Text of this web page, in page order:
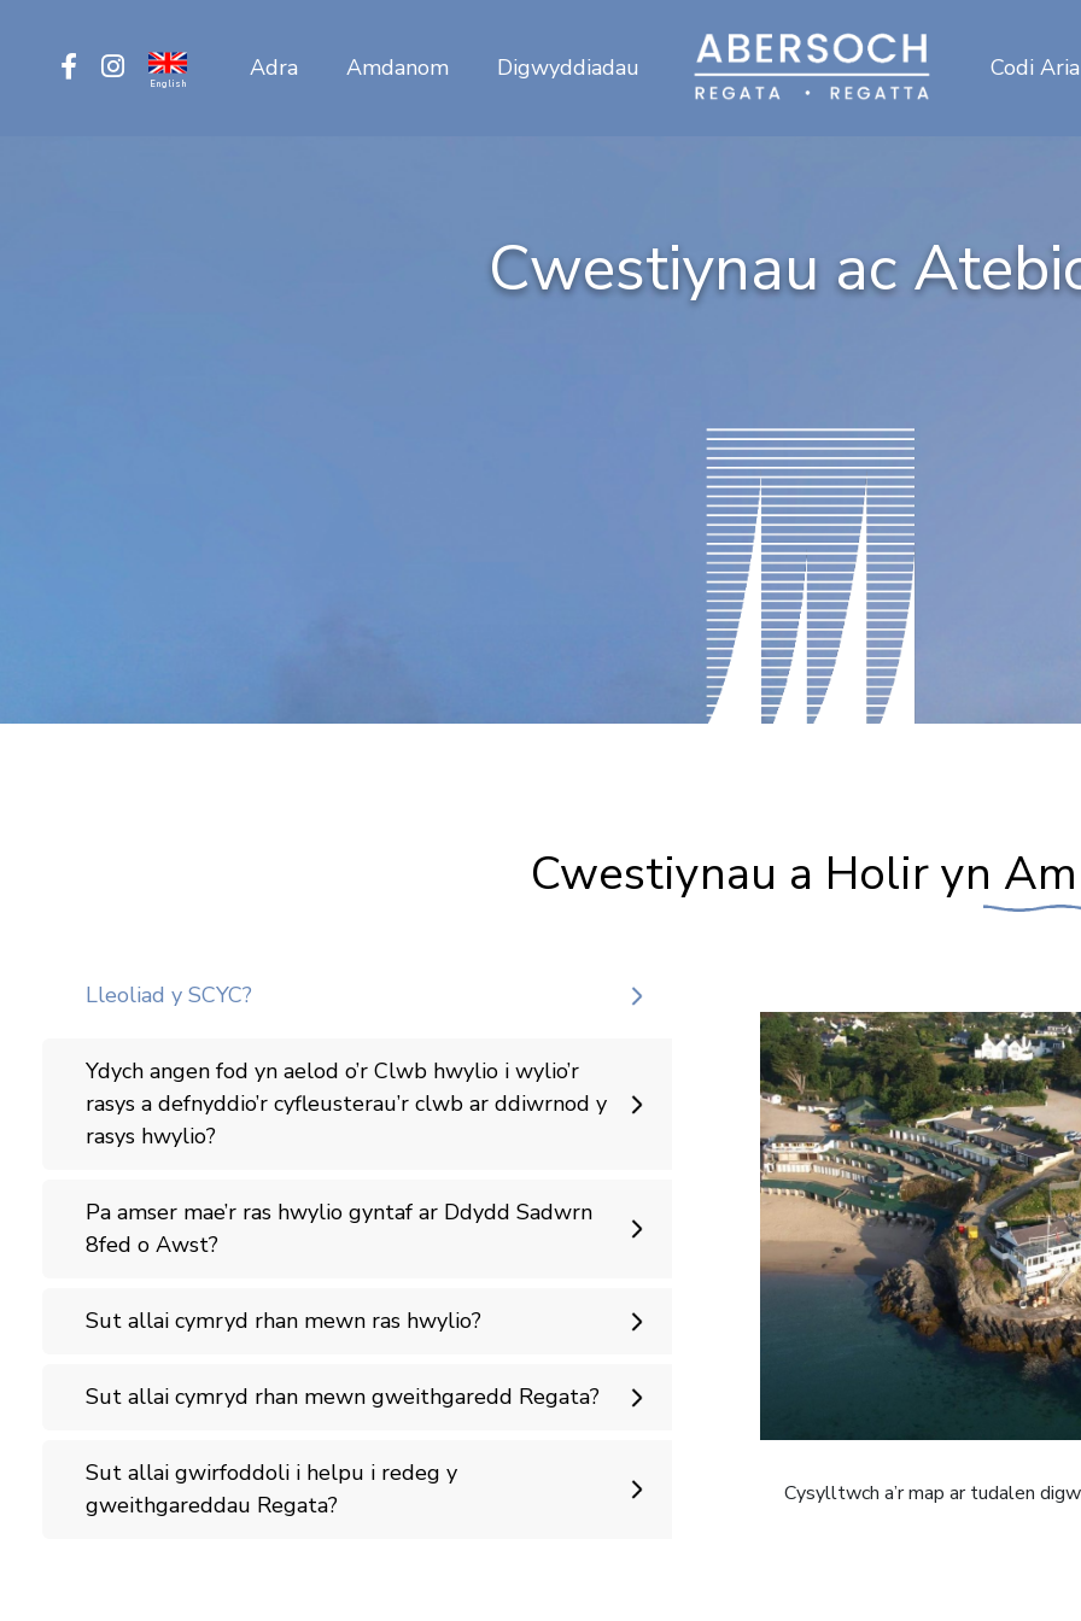
English
Adra Amdanom Digwyddiadau Codi
Cwestiynau ac
Cwestiynau a Holir yn
Lleoliad y SCYC?
Ydych angen fod yn aelod o’r Clwb hwylio i wylio’r
rasys a defnyddio’r cyfleusterau’r clwb ar ddiwrnod y
rasys hwylio?
Pa amser mae’r ras hwylio gyntaf ar Ddydd Sadwrn
8fed o Awst?
Sut allai cymryd rhan mewn ras hwylio?
Sut allai cymryd rhan mewn gweithgaredd Regata?
Sut allai gwirfoddoli i helpu i redeg y
gweithgareddau Regata?
Cysylltwch a’r map ar tudalen